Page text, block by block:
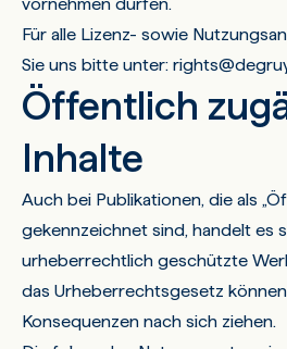
Für alle Lizenz- sowie
Sie uns bitte unter:
Öffentlich
Inhalte
Auch bei Publikationen, die als
gekennzeichnet sind, handelt es
urheberrechtlich geschützte
das Urheberrechtsgesetz
Konsequenzen nach sich ziehen.